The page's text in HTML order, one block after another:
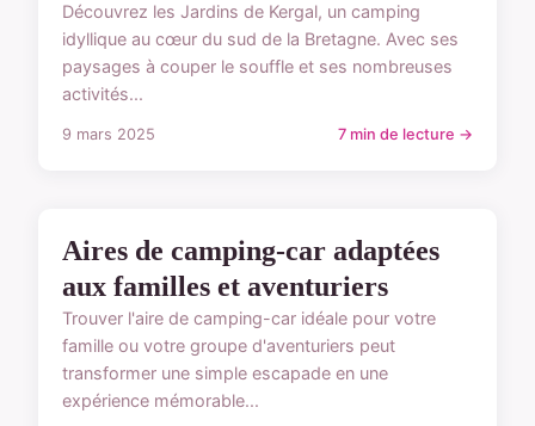
Découvrez les Jardins de Kergal, un camping
idyllique au cœur du sud de la Bretagne. Avec ses
paysages à couper le souffle et ses nombreuses
activités...
9 mars 2025 7 min de lecture →
TYPES D'EMPLACEMENTS
Aires de camping-car adaptées
aux familles et aventuriers
Trouver l'aire de camping-car idéale pour votre
famille ou votre groupe d'aventuriers peut
transformer une simple escapade en une
expérience mémorable...